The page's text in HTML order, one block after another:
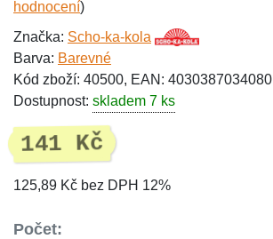
hodnocení)
Značka: Scho-ka-kola
Barva: Barevné
Kód zboží: 40500, EAN: 4030387034080
Dostupnost: skladem 7 ks
141 Kč
125,89 Kč bez DPH 12%
Počet: